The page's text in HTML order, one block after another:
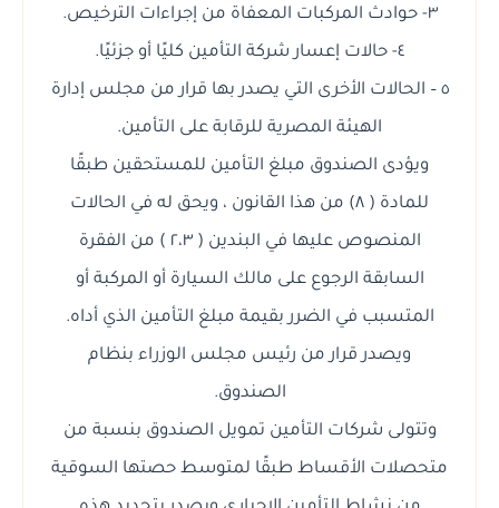
٣- حوادث المركبات المعفاة من إجراءات الترخيص.
٤- حالات إعسار شركة التأمين كليًا أو جزئيًا.
٥ – الحالات الأخرى التي يصدر بها قرار من مجلس إدارة
الهيئة المصرية للرقابة على التأمين.
ويؤدى الصندوق مبلغ التأمين للمستحقين طبقًا
للمادة ( ٨) من هذا القانون ، ويحق له في الحالات
المنصوص عليها في البندين ( ٢،٣ ) من الفقرة
السابقة الرجوع على مالك السيارة أو المركبة أو
المتسبب في الضرر بقيمة مبلغ التأمين الذي أداه.
ويصدر قرار من رئيس مجلس الوزراء بنظام
الصندوق.
وتتولى شركات التأمين تمويل الصندوق بنسبة من
متحصلات الأقساط طبقًا لمتوسط حصتها السوقية